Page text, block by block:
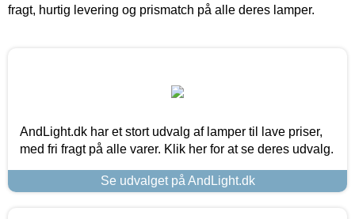
fragt, hurtig levering og prismatch på alle deres lamper.
AndLight.dk har et stort udvalg af lamper til lave priser,
med fri fragt på alle varer. Klik her for at se deres udvalg.
Se udvalget på AndLight.dk